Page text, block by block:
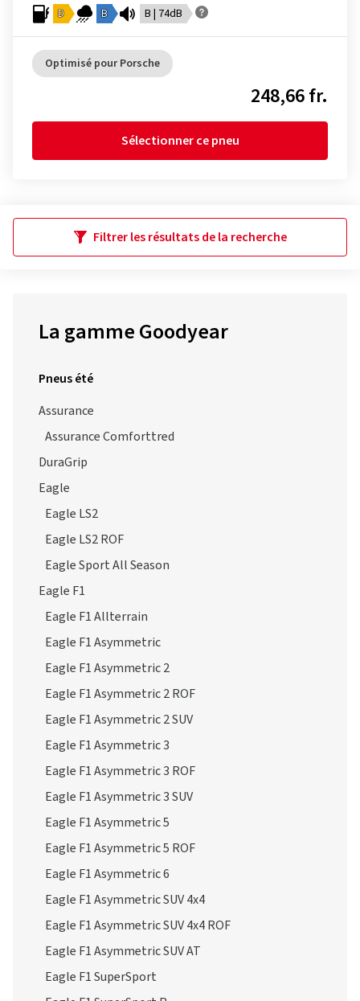
D B B | 74dB
Optimisé pour Porsche
248,66 fr.
Sélectionner ce pneu
Filtrer les résultats de la recherche
La gamme Goodyear
Pneus été
Assurance
Assurance Comforttred
DuraGrip
Eagle
Eagle LS2
Eagle LS2 ROF
Eagle Sport All Season
Eagle F1
Eagle F1 Allterrain
Eagle F1 Asymmetric
Eagle F1 Asymmetric 2
Eagle F1 Asymmetric 2 ROF
Eagle F1 Asymmetric 2 SUV
Eagle F1 Asymmetric 3
Eagle F1 Asymmetric 3 ROF
Eagle F1 Asymmetric 3 SUV
Eagle F1 Asymmetric 5
Eagle F1 Asymmetric 5 ROF
Eagle F1 Asymmetric 6
Eagle F1 Asymmetric SUV 4x4
Eagle F1 Asymmetric SUV 4x4 ROF
Eagle F1 Asymmetric SUV AT
Eagle F1 SuperSport